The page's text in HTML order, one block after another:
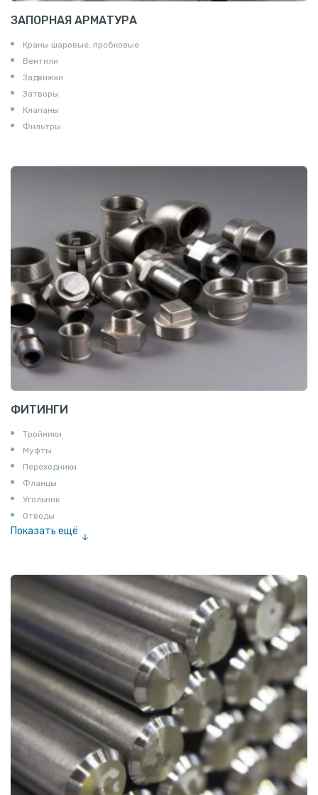
ЗАПОРНАЯ АРМАТУРА
Краны шаровые, пробковые
Вентили
Задвижки
Затворы
Клапаны
Фильтры
ФИТИНГИ
Тройники
Муфты
Переходники
Фланцы
Угольник
Отводы
Показать ещё
Соединение «американка»
Штуцеры
Сгоны
Удлинители для труб
Крестовины
Контргайки